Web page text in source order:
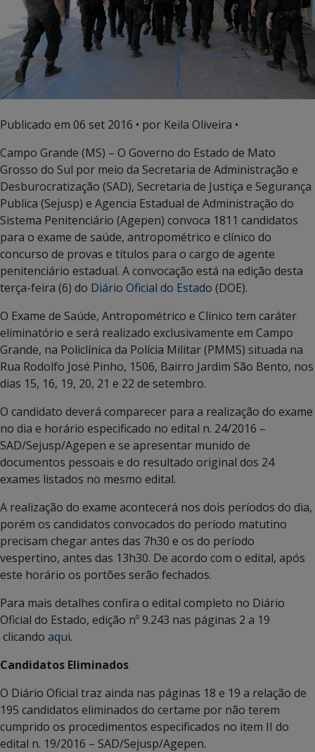
Publicado em 06 set 2016 • por Keila Oliveira •
Campo Grande (MS) – O Governo do Estado de Mato
Grosso do Sul por meio da Secretaria de Administração e
Desburocratização (SAD), Secretaria de Justiça e Segurança
Publica (Sejusp) e Agencia Estadual de Administração do
Sistema Penitenciário (Agepen) convoca 1811 candidatos
para o exame de saúde, antropométrico e clínico do
concurso de provas e títulos para o cargo de agente
penitenciário estadual. A convocação está na edição desta
terça-feira (6) do Diário Oficial do Estado (DOE).
O Exame de Saúde, Antropométrico e Clínico tem caráter
eliminatório e será realizado exclusivamente em Campo
Grande, na Policlínica da Polícia Militar (PMMS) situada na
Rua Rodolfo José Pinho, 1506, Bairro Jardim São Bento, nos
dias 15, 16, 19, 20, 21 e 22 de setembro.
O candidato deverá comparecer para a realização do exame
no dia e horário especificado no edital n. 24/2016 –
SAD/Sejusp/Agepen e se apresentar munido de
documentos pessoais e do resultado original dos 24
exames listados no mesmo edital.
A realização do exame acontecerá nos dois períodos do dia,
porém os candidatos convocados do período matutino
precisam chegar antes das 7h30 e os do período
vespertino, antes das 13h30. De acordo com o edital, após
este horário os portões serão fechados.
Para mais detalhes confira o edital completo no Diário
Oficial do Estado, edição nº 9.243 nas páginas 2 a 19
clicando aqui.
Candidatos Eliminados
O Diário Oficial traz ainda nas páginas 18 e 19 a relação de
195 candidatos eliminados do certame por não terem
cumprido os procedimentos especificados no item II do
edital n. 19/2016 – SAD/Sejusp/Agepen.